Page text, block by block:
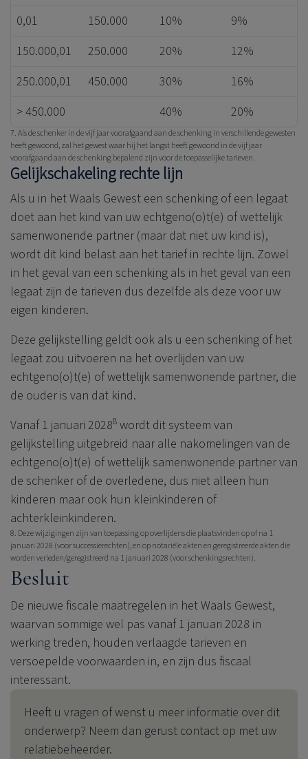
0,01
150.000 10%
9%
150.000,01
250.000 20%
12%
250.000,01
450.000 30%
16%
> 450.000
40% 20%
7. Als de schenker in de vijf jaar voorafgaand aan de schenking in verschillende gewesten
heeft gewoond, zal het gewest waar hij het langst heeft gewoond in de vijf jaar
voorafgaand aan de schenking bepalend zijn voor de toepasselijke tarieven.
Gelijkschakeling rechte lijn
Als u in het Waals Gewest een schenking of een legaat
doet aan het kind van uw echtgeno(o)t(e) of wettelijk
samenwonende partner (maar dat niet uw kind is),
wordt dit kind belast aan het tarief in rechte lijn. Zowel
in het geval van een schenking als in het geval van een
legaat zijn de tarieven dus dezelfde als deze voor uw
eigen kinderen.
Deze gelijkstelling geldt ook als u een schenking of het
legaat zou uitvoeren na het overlijden van uw
echtgeno(o)t(e) of wettelijk samenwonende partner, die
de ouder is van dat kind.
Vanaf 1 januari 20288 wordt dit systeem van
gelijkstelling uitgebreid naar alle nakomelingen van de
echtgeno(o)t(e) of wettelijk samenwonende partner van
de schenker of de overledene, dus niet alleen hun
kinderen maar ook hun kleinkinderen of
achterkleinkinderen.
8. Deze wijzigingen zijn van toepassing op overlijdens die plaatsvinden op of na 1
januari 2028 (voor successierechten), en op notariële akten en geregistreerde akten die
worden verleden/geregistreerd na 1 januari 2028 (voor schenkingsrechten).
Besluit
De nieuwe fiscale maatregelen in het Waals Gewest,
waarvan sommige wel pas vanaf 1 januari 2028 in
werking treden, houden verlaagde tarieven en
versoepelde voorwaarden in, en zijn dus fiscaal
interessant.
Heeft u vragen of wenst u meer informatie over dit
onderwerp? Neem dan gerust contact op met uw
relatiebeheerder.